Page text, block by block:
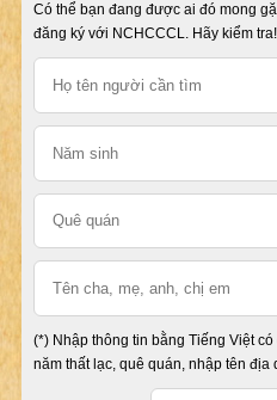
Có thể bạn đang được ai đó mong
đăng ký với NCHCCCL. Hãy kiểm tra!
(*) Nhập thông tin bằng Tiếng Việt
năm thất lạc, quê quán, nhập tên địa